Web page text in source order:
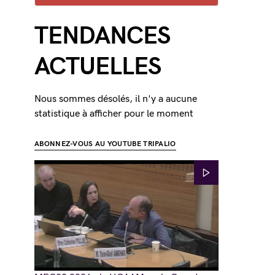
TENDANCES
ACTUELLES
Nous sommes désolés, il n'y a aucune
statistique à afficher pour le moment
ABONNEZ-VOUS AU YOUTUBE TRIPALIO